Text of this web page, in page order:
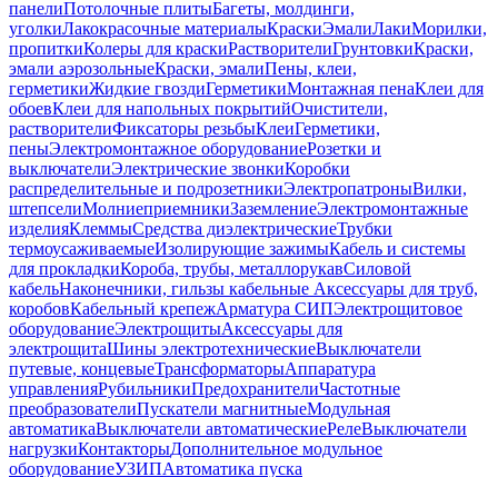
панелиПотолочные плитыБагеты, молдинги,
уголкиЛакокрасочные материалыКраскиЭмалиЛакиМорилки,
пропиткиКолеры для краскиРастворителиГрунтовкиКраски,
эмали аэрозольныеКраски, эмалиПены, клеи,
герметикиЖидкие гвоздиГерметикиМонтажная пенаКлеи для
обоевКлеи для напольных покрытийОчистители,
растворителиФиксаторы резьбыКлеиГерметики,
пеныЭлектромонтажное оборудованиеРозетки и
выключателиЭлектрические звонкиКоробки
распределительные и подрозетникиЭлектропатроныВилки,
штепселиМолниеприемникиЗаземлениеЭлектромонтажные
изделияКлеммыСредства диэлектрическиеТрубки
термоусаживаемыеИзолирующие зажимыКабель и системы
для прокладкиКороба, трубы, металлорукавСиловой
кабельНаконечники, гильзы кабельные Аксессуары для труб,
коробовКабельный крепежАрматура СИПЭлектрощитовое
оборудованиеЭлектрощитыАксессуары для
электрощитаШины электротехническиеВыключатели
путевые, концевыеТрансформаторыАппаратура
управленияРубильникиПредохранителиЧастотные
преобразователиПускатели магнитныеМодульная
автоматикаВыключатели автоматическиеРелеВыключатели
нагрузкиКонтакторыДополнительное модульное
оборудованиеУЗИПАвтоматика пуска